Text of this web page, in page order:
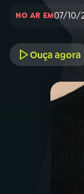
01INÍCIO
02A RÁDIO
NO AR EM07/10/
Ouça agora